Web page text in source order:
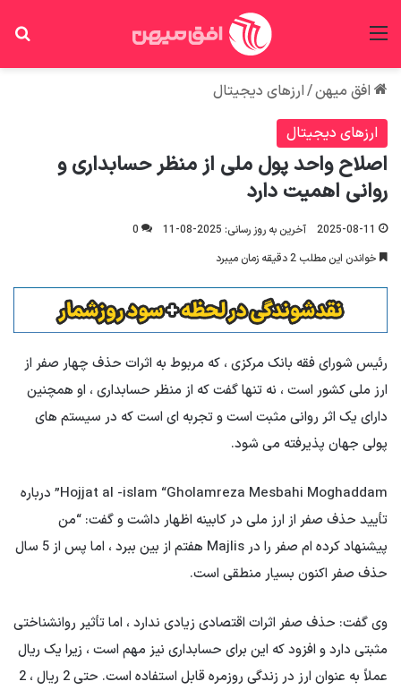
افق میهن/ارزهای دیجیتال
ارزهای دیجیتال
اصلاح واحد پول ملی از منظر حسابداری و
روانی اهمیت دارد
2025-08-11 آخرین به روز رسانی: 2025-08-11
0
خواندن این مطلب 2 دقیقه زمان میبرد
رئیس شورای فقه بانک مرکزی ، که مربوط به اثرات حذف چهار صفر از
ارز ملی کشور است ، نه تنها گفت که از منظر حسابداری ، او همچنین
دارای یک اثر روانی مثبت است و تجربه ای است که در سیستم های
پولی جهان پذیرفته می شود.
Hojjat al -islam “Gholamreza Mesbahi Moghaddam” درباره
تأیید حذف صفر از ارز ملی در کابینه اظهار داشت و گفت: “من
پیشنهاد کرده ام صفر را در Majlis هفتم از بین ببرد ، اما پس از 5 سال
حذف صفر اکنون بسیار منطقی است.
وی گفت: حذف صفر اثرات اقتصادی زیادی ندارد ، اما تأثیر روانشناختی
مثبتی دارد و افزود که این برای حسابداری نیز مهم است ، زیرا یک ریال
عملاً به عنوان ارز در زندگی روزمره قابل استفاده است. حتی 2 ریال ، 2